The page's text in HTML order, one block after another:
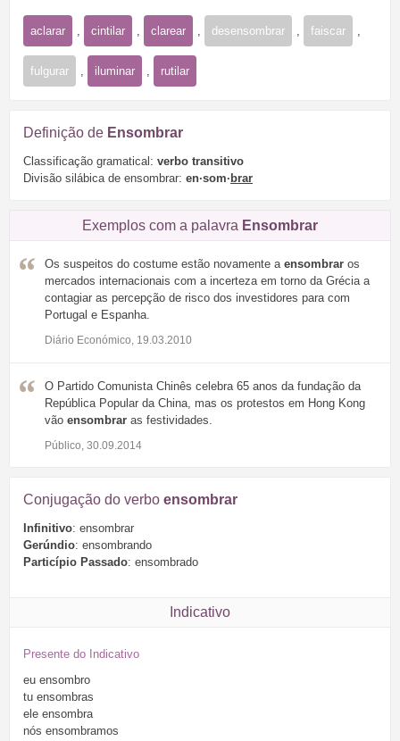
aclarar , cintilar , clarear , desensombrar , faiscar ,
fulgurar , iluminar , rutilar
Definição de Ensombrar
Classificação gramatical: verbo transitivo
Divisão silábica de ensombrar: en·som· brar
Exemplos com a palavra Ensombrar
Os suspeitos do costume estão novamente a ensombrar os
mercados internacionais com a incerteza em torno da Grécia a
contagiar as percepção de risco dos investidores para com
Portugal e Espanha.
Diário Económico, 19.03.2010
O Partido Comunista Chinês celebra 65 anos da fundação da
República Popular da China, mas os protestos em Hong Kong
vão ensombrar as festividades.
Público, 30.09.2014
Conjugação do verbo ensombrar
Infinitivo: ensombrar
Gerúndio: ensombrando
Particípio Passado: ensombrado
Indicativo
Presente do Indicativo
eu ensombro
tu ensombras
ele ensombra
nós ensombramos